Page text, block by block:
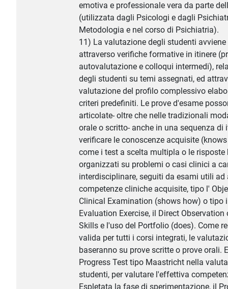
emotiva e professionale vera da parte
(utilizzata dagli Psicologi e dagli
Metodologia e nel corso di Psichiatria).
11) La valutazione degli studenti avviene
attraverso verifiche formative in itinere
autovalutazione e colloqui intermedi),
degli studenti su temi assegnati, ed
valutazione del profilo complessivo
criteri predefiniti. Le prove d'esame
articolate- oltre che nelle tradizionali
orale o scritto- anche in una sequenza di
verificare le conoscenze acquisite
come i test a scelta multipla o le risposte
organizzati su problemi o casi clinici a
interdisciplinare, seguiti da esami utili ad
competenze cliniche acquisite, tipo l'
Clinical Examination (shows how) o tipo
Evaluation Exercise, il Direct
Skills e l'uso del Portfolio (does). Come
valida per tutti i corsi integrati, le
baseranno su prove scritte o prove orali.
Progress Test tipo Maastricht nella
studenti, per valutare l'effettiva
Espletata la fase di sperimentazione, il